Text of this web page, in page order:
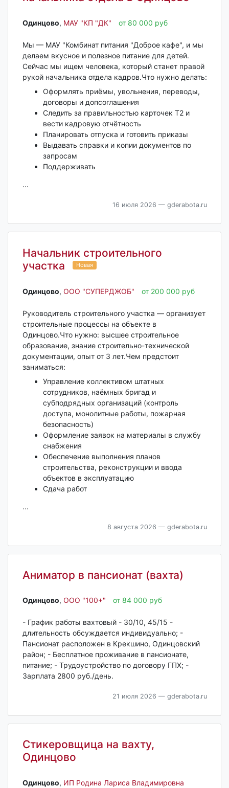
Одинцово‎, МАУ "КП "ДК" от 80 000 руб
Мы — МАУ "Комбинат питания "Доброе кафе", и мы
делаем вкусное и полезное питание для детей.
Сейчас мы ищем человека, который станет правой
рукой начальника отдела кадров.Что нужно делать:
Оформлять приёмы, увольнения, переводы,
договоры и допсоглашения
Следить за правильностью карточек Т2 и
вести кадровую отчётность
Планировать отпуска и готовить приказы
Выдавать справки и копии документов по
запросам
Поддерживать
...
16 июля 2026 — gderabota.ru
Начальник строительного
участка
Новая
Одинцово‎, ООО "СУПЕРДЖОБ" от 200 000 руб
Руководитель строительного участка — организует
строительные процессы на объекте в
Одинцово.Что нужно: высшее строительное
образование, знание строительно-технической
документации, опыт от 3 лет.Чем предстоит
заниматься:
Управление коллективом штатных
сотрудников, наёмных бригад и
субподрядных организаций (контроль
доступа, монолитные работы, пожарная
безопасность)
Оформление заявок на материалы в службу
снабжения
Обеспечение выполнения планов
строительства, реконструкции и ввода
объектов в эксплуатацию
Сдача работ
...
8 августа 2026 — gderabota.ru
Аниматор в пансионат (вахта)
Одинцово‎, ООО "100+" от 84 000 руб
- График работы вахтовый - 30/10, 45/15 -
длительность обсуждается индивидуально; -
Пансионат расположен в Крекшино, Одинцовский
район; - Бесплатное проживание в пансионате,
питание; - Трудоустройство по договору ГПХ; -
Зарплата 2800 руб./день.
21 июля 2026 — gderabota.ru
Стикеровщица на вахту,
Одинцово
Одинцово‎, ИП Родина Лариса Владимировна